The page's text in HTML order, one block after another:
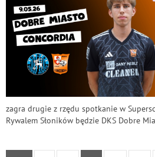
zagra drugie z rzędu spotkanie w
Rywalem Słoników będzie DKS Dobre